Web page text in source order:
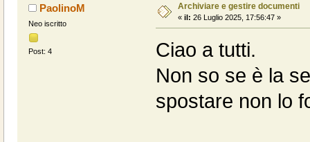
PaolinoM
Neo iscritto
Post: 4
Archiviare e gestire documenti
« il: 26 Luglio 2025, 17:56:47 »
Ciao a tutti.
Non so se è la
spostare non lo